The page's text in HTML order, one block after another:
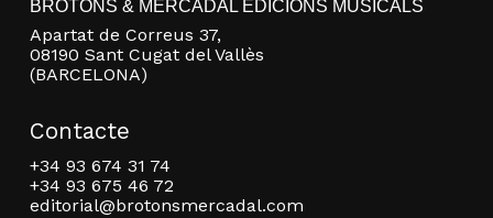
BROTONS & MERCADAL EDICIONS MUSICALS
Apartat de Correus 37,
08190 Sant Cugat del Vallès
(BARCELONA)
Contacte
+34 93 674 31 74
+34 93 675 46 72
editorial@brotonsmercadal.com